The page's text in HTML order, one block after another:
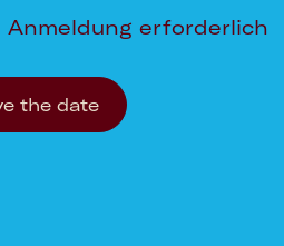
erforderlich
the date